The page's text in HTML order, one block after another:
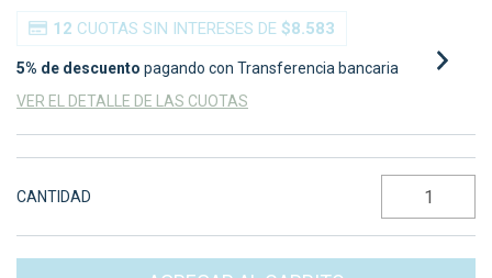
12 CUOTAS SIN INTERESES DE $8.583
5% de descuento pagando con Transferencia bancaria
VER EL DETALLE DE LAS CUOTAS
CANTIDAD